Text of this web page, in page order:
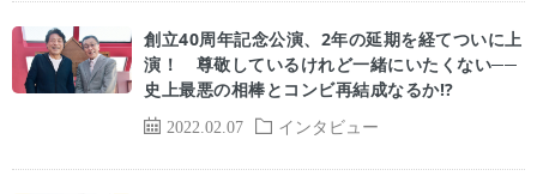
2022.02.07 インタビュー
創立40周年記念公演、2年の延期を経てついに上
演！ 尊敬しているけれど一緒にいたくない──
史上最悪の相棒とコンビ再結成なるか!?